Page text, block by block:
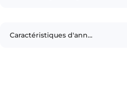
Caractéristiques d'annotation